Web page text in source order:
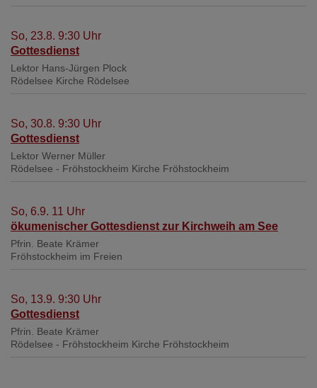
So, 23.8. 9:30 Uhr
Gottesdienst
Lektor Hans-Jürgen Plock
Rödelsee Kirche Rödelsee
So, 30.8. 9:30 Uhr
Gottesdienst
Lektor Werner Müller
Rödelsee - Fröhstockheim Kirche Fröhstockheim
So, 6.9. 11 Uhr
ökumenischer Gottesdienst zur Kirchweih am See
Pfrin. Beate Krämer
Fröhstockheim im Freien
So, 13.9. 9:30 Uhr
Gottesdienst
Pfrin. Beate Krämer
Rödelsee - Fröhstockheim Kirche Fröhstockheim